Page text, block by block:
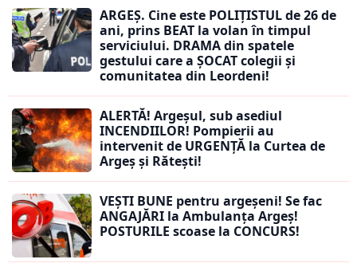
ARGEȘ. Cine este POLIȚISTUL de 26 de
ani, prins BEAT la volan în timpul
serviciului. DRAMA din spatele
gestului care a ȘOCAT colegii și
comunitatea din Leordeni!
ALERTĂ! Argeșul, sub asediul
INCENDIILOR! Pompierii au
intervenit de URGENȚĂ la Curtea de
Argeș și Rătești!
VEȘTI BUNE pentru argeșeni! Se fac
ANGAJĂRI la Ambulanța Argeș!
POSTURILE scoase la CONCURS!